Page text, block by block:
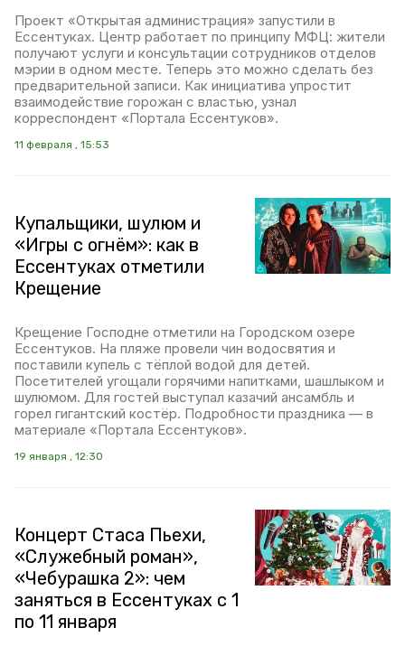
Проект «Открытая администрация» запустили в
Ессентуках. Центр работает по принципу МФЦ: жители
получают услуги и консультации сотрудников отделов
мэрии в одном месте. Теперь это можно сделать без
предварительной записи. Как инициатива упростит
взаимодействие горожан с властью, узнал
корреспондент «Портала Ессентуков».
11 февраля , 15:53
Купальщики, шулюм и
«Игры с огнём»: как в
Ессентуках отметили
Крещение
Крещение Господне отметили на Городском озере
Ессентуков. На пляже провели чин водосвятия и
поставили купель с тёплой водой для детей.
Посетителей угощали горячими напитками, шашлыком и
шулюмом. Для гостей выступал казачий ансамбль и
горел гигантский костёр. Подробности праздника — в
материале «Портала Ессентуков».
19 января , 12:30
Концерт Стаса Пьехи,
«Служебный роман»,
«Чебурашка 2»: чем
заняться в Ессентуках с 1
по 11 января